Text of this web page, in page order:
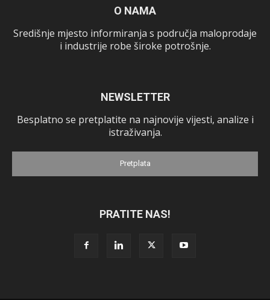
O NAMA
Središnje mjesto informiranja s područja maloprodaje
i industrije robe široke potrošnje.
NEWSLETTER
Besplatno se pretplatite na najnovije vijesti, analize i
istraživanja.
Pretplata
PRATITE NAS!